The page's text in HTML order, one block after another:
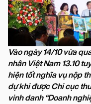
Vào ngày 14/10 vừa
nhân Việt Nam 13.10
hiện tốt nghĩa vụ nộp
dự khi được Chi cục
vinh danh “Doanh